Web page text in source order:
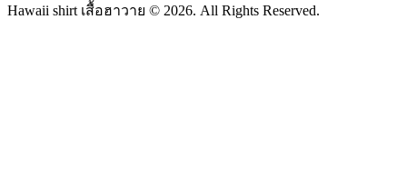
Hawaii shirt เสื้อฮาวาย © 2026. All Rights Reserved.